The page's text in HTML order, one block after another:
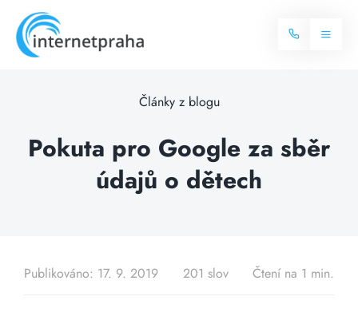
content
Toggle
Internet
Balíčky internetu
Televize
Blog
Články z blogu
Pokuta pro Google za sběr
údajů o dětech
Publikováno: 17. 9. 2019 201 slov Čtení na 1 min.